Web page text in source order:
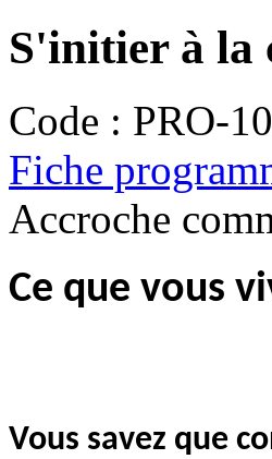
S'initier à la
Code : PRO-
Fiche
Accroche
Ce que vous
Vous savez que